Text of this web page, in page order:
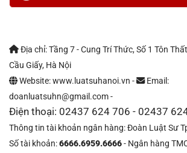
Địa chỉ: Tầng 7 - Cung Trí Thức, Số 1 Tôn
Cầu Giấy, Hà Nội
Website: www.luatsuhanoi.vn -
Email:
doanluatsuhn@gmail.com -
Điện thoại: 02437 624 706 - 02437
Thông tin tài khoản ngân hàng: Đoàn Luật Sư
Số tài khoản:6666.6959.6666- Ngân hàng